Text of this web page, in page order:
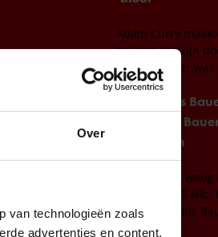
Over
van technologieën zoals
advertenties en content,